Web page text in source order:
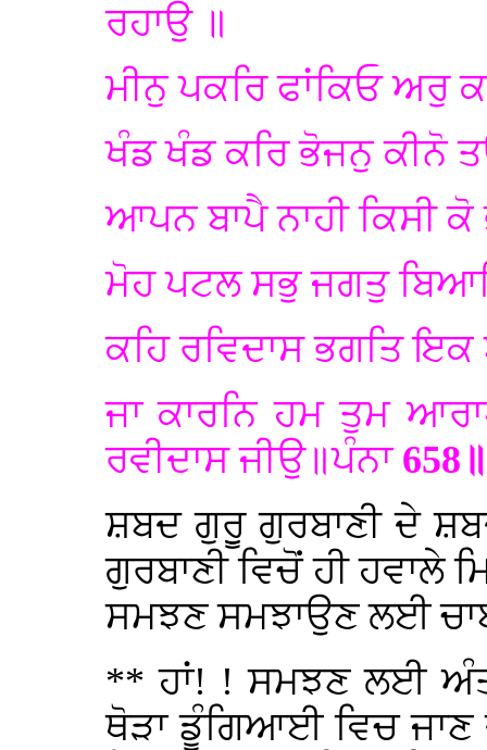
ਰਹਾਉ ॥
ਮੀਨੁ ਪਕਰਿ ਫਾਂਕਿਓ ਅਰੁ
ਖੰਡ ਖੰਡ ਕਰਿ ਭੋਜਨੁ ਕੀਨੋ
ਆਪਨ ਬਾਪੈ ਨਾਹੀ ਕਿਸੀ ਕੋ
ਮੋਹ ਪਟਲ ਸਭੁ ਜਗਤੁ
ਕਹਿ ਰਵਿਦਾਸ ਭਗਤਿ
ਜਾ ਕਾਰਨਿ ਹਮ ਤੁਮ
ਰਵੀਦਾਸ ਜੀਉ॥ਪੰਨਾ 658॥
ਸ਼ਬਦ ਗੁਰੁੂ ਗੁਰਬਾਣੀ ਦੇ
ਗੁਰਬਾਣੀ ਵਿਚੋਂ ਹੀ ਹਵਾਲੇ
ਸਮਝਣ ਸਮਝਾਉਣ ਲਈ
** ਹਾਂ! ! ਸਮਝਣ ਲਈ
ਥੋੜਾ ਡੂੰਗਿਆਈ ਵਿਚ ਜਾਣ